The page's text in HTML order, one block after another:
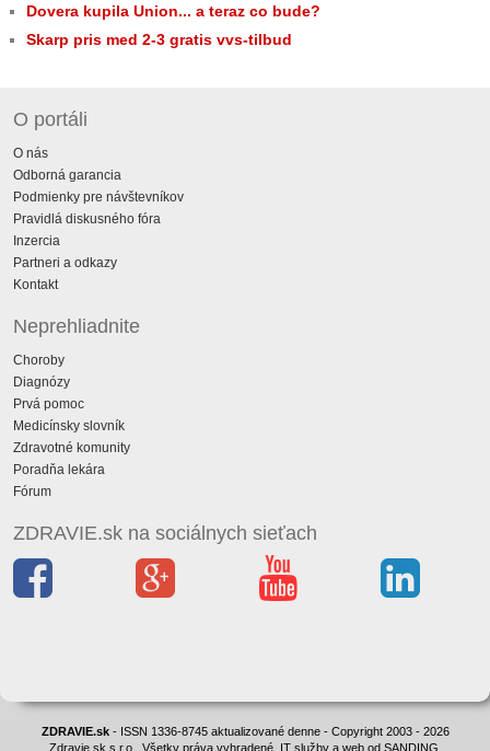
Dovera kupila Union... a teraz co bude?
Skarp pris med 2-3 gratis vvs-tilbud
O portáli
O nás
Odborná garancia
Podmienky pre návštevníkov
Pravidlá diskusného fóra
Inzercia
Partneri a odkazy
Kontakt
Neprehliadnite
Choroby
Diagnózy
Prvá pomoc
Medicínsky slovník
Zdravotné komunity
Poradňa lekára
Fórum
ZDRAVIE.sk na sociálnych sieťach
ZDRAVIE.sk- ISSN 1336-8745 aktualizované denne - Copyright 2003 - 2026
Zdravie.sk s.r.o., Všetky práva vyhradené. IT služby a web od SANDING.